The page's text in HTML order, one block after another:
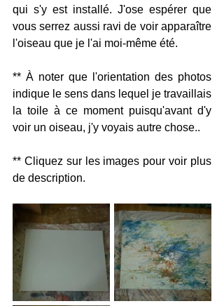
qui s'y est installé. J'ose espérer que
vous serrez aussi ravi de voir apparaître
l'oiseau que je l'ai moi-même été.
** À noter que l'orientation des photos
indique le sens dans lequel je travaillais
la toile à ce moment puisqu'avant d'y
voir un oiseau, j'y voyais autre chose..
** Cliquez sur les images pour voir plus
de description.